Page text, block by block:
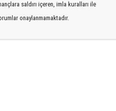
saldırı içeren, imla kuralları ile
onaylanmamaktadır.